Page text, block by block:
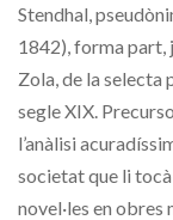
Stendhal,
1842), forma part,
Zola, de la selecta
segle XIX.
l’anàlisi
societat que li
novel·les en